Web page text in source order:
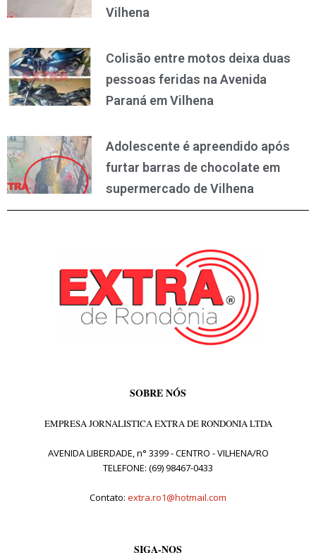
Vilhena
Colisão entre motos deixa duas
pessoas feridas na Avenida
Paraná em Vilhena
Adolescente é apreendido após
furtar barras de chocolate em
supermercado de Vilhena
SOBRE NÓS
EMPRESA JORNALISTICA EXTRA DE RONDONIA LTDA
AVENIDA LIBERDADE, n° 3399 - CENTRO - VILHENA/RO
TELEFONE: (69) 98467-0433
Contato: extra.ro1@hotmail.com
SIGA-NOS